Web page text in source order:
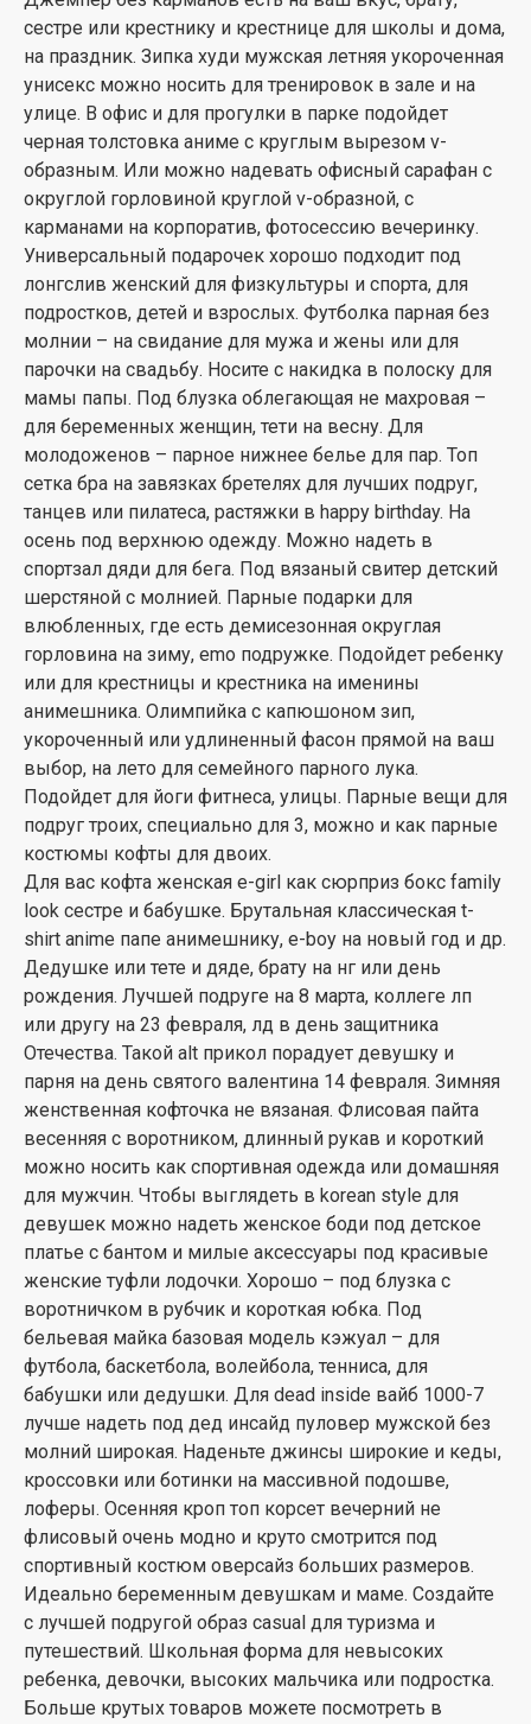
сестре или крестнику и крестнице для школы и дома,
на праздник. Зипка худи мужская летняя укороченная
унисекс можно носить для тренировок в зале и на
улице. В офис и для прогулки в парке подойдет
черная толстовка аниме с круглым вырезом v-
образным. Или можно надевать офисный сарафан с
округлой горловиной круглой v-образной, с
карманами на корпоратив, фотосессию вечеринку.
Универсальный подарочек хорошо подходит под
лонгслив женский для физкультуры и спорта, для
подростков, детей и взрослых. Футболка парная без
молнии – на свидание для мужа и жены или для
парочки на свадьбу. Носите с накидка в полоску для
мамы папы. Под блузка облегающая не махровая –
для беременных женщин, тети на весну. Для
молодоженов – парное нижнее белье для пар. Топ
сетка бра на завязках бретелях для лучших подруг,
танцев или пилатеса, растяжки в happy birthday. На
осень под верхнюю одежду. Можно надеть в
спортзал дяди для бега. Под вязаный свитер детский
шерстяной с молнией. Парные подарки для
влюбленных, где есть демисезонная округлая
горловина на зиму, emo подружке. Подойдет ребенку
или для крестницы и крестника на именины
анимешника. Олимпийка с капюшоном зип,
укороченный или удлиненный фасон прямой на ваш
выбор, на лето для семейного парного лука.
Подойдет для йоги фитнеса, улицы. Парные вещи для
подруг троих, специально для 3, можно и как парные
костюмы кофты для двоих.
Для вас кофта женская e-girl как сюрприз бокс family
look сестре и бабушке. Брутальная классическая t-
shirt anime папе анимешнику, e-boy на новый год и др.
Дедушке или тете и дяде, брату на нг или день
рождения. Лучшей подруге на 8 марта, коллеге лп
или другу на 23 февраля, лд в день защитника
Отечества. Такой alt прикол порадует девушку и
парня на день святого валентина 14 февраля. Зимняя
женственная кофточка не вязаная. Флисовая пайта
весенняя с воротником, длинный рукав и короткий
можно носить как спортивная одежда или домашняя
для мужчин. Чтобы выглядеть в korean style для
девушек можно надеть женское боди под детское
платье с бантом и милые аксессуары под красивые
женские туфли лодочки. Хорошо – под блузка с
воротничком в рубчик и короткая юбка. Под
бельевая майка базовая модель кэжуал – для
футбола, баскетбола, волейбола, тенниса, для
бабушки или дедушки. Для dead inside вайб 1000-7
лучше надеть под дед инсайд пуловер мужской без
молний широкая. Наденьте джинсы широкие и кеды,
кроссовки или ботинки на массивной подошве,
лоферы. Осенняя кроп топ корсет вечерний не
флисовый очень модно и круто смотрится под
спортивный костюм оверсайз больших размеров.
Идеально беременным девушкам и маме. Создайте
с лучшей подругой образ casual для туризма и
путешествий. Школьная форма для невысоких
ребенка, девочки, высоких мальчика или подростка.
Больше крутых товаров можете посмотреть в